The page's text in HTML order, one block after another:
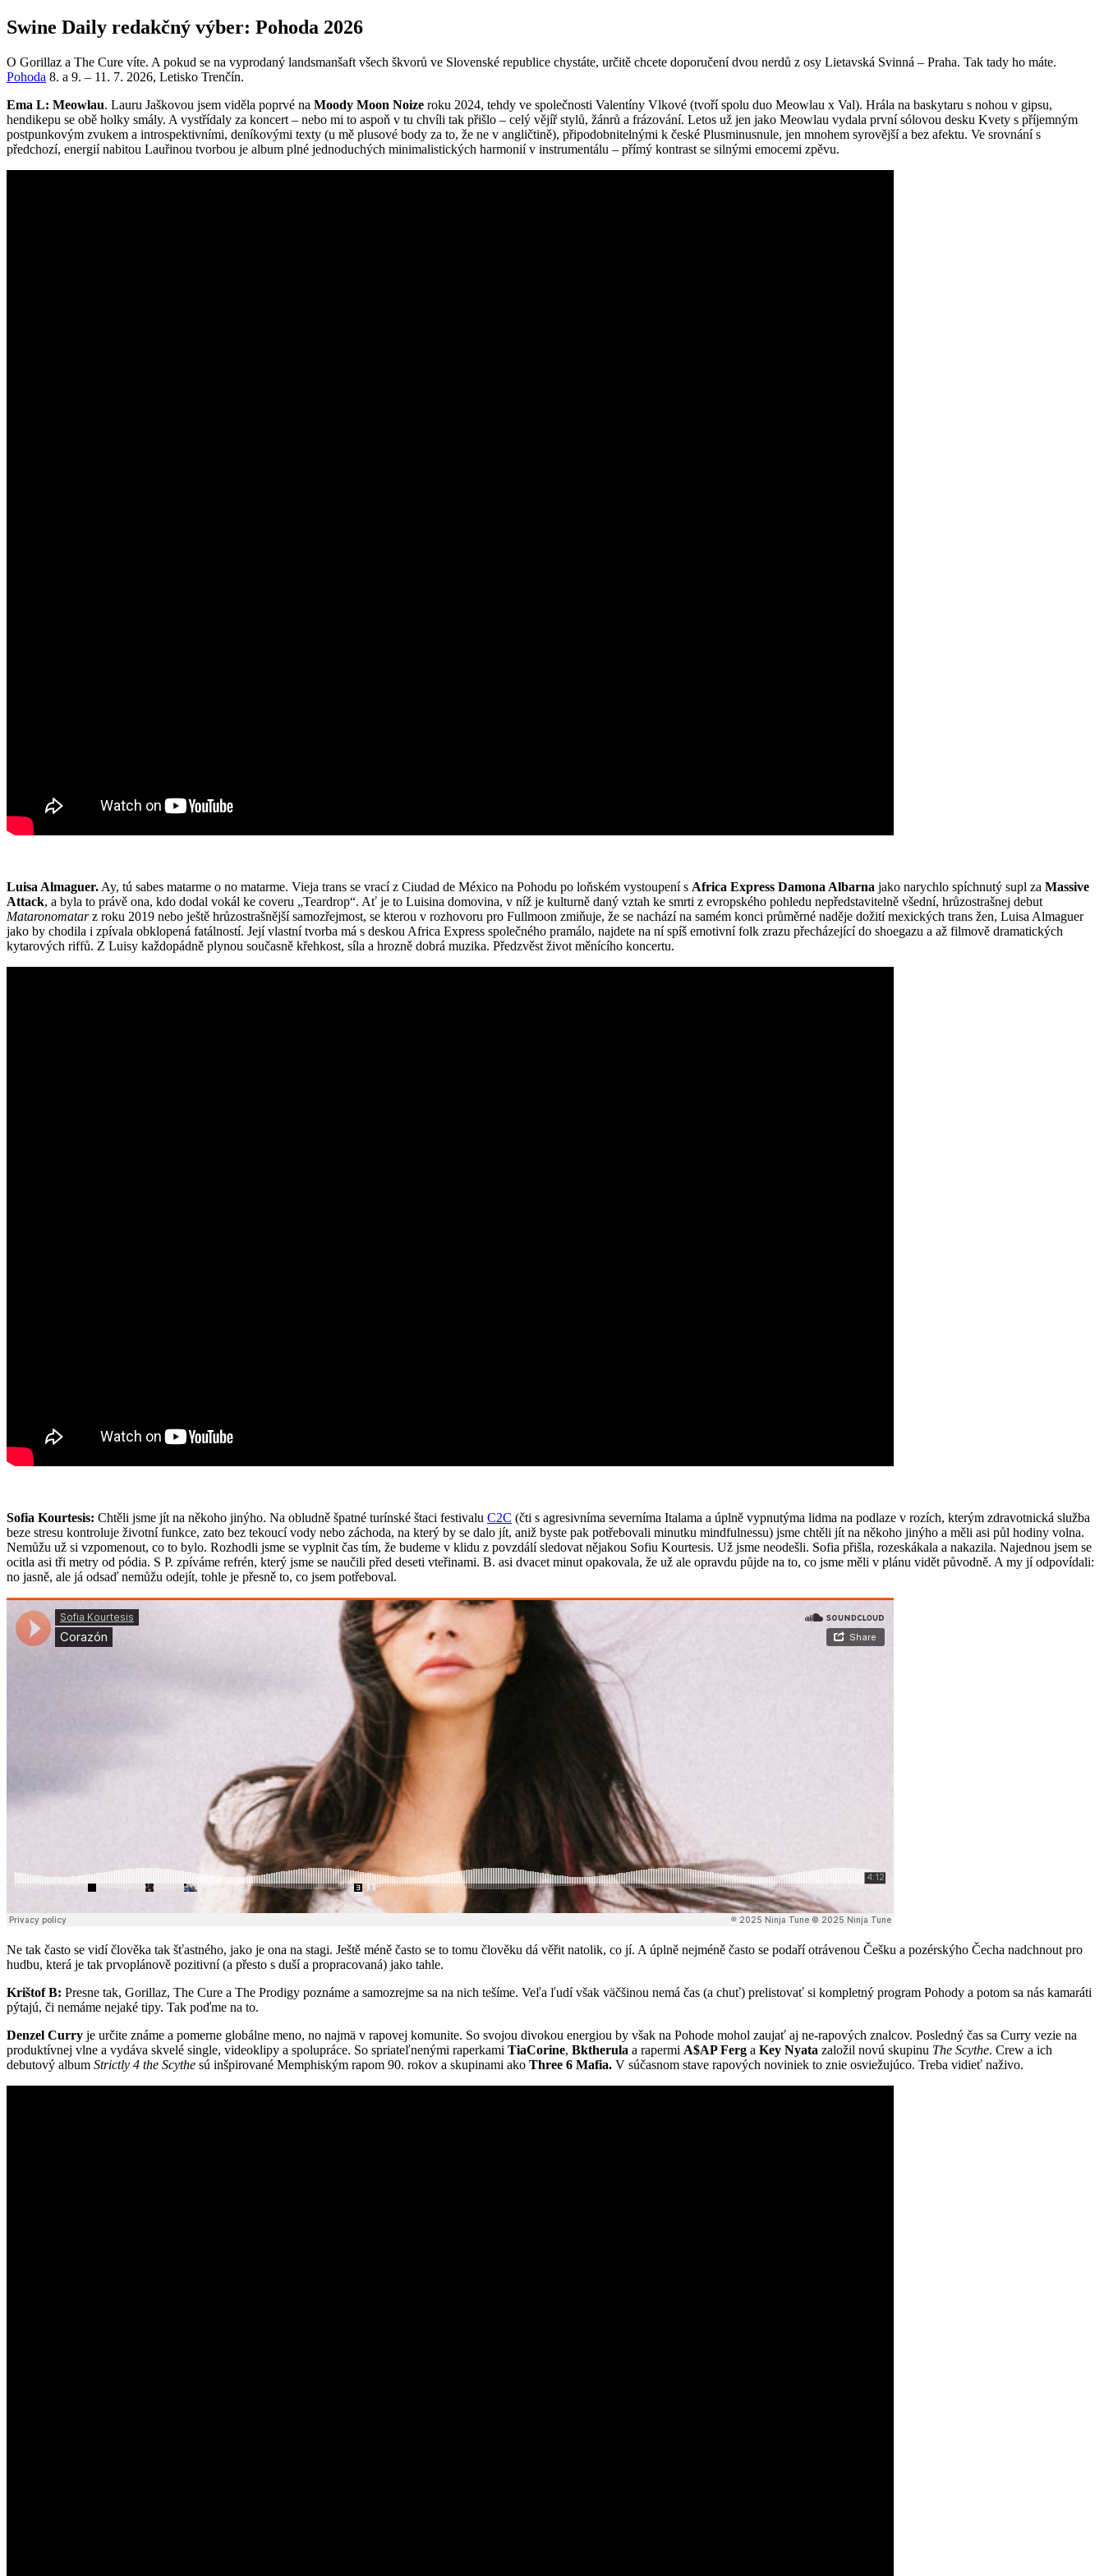
Swine Daily redakčný výber: Pohoda 2026
O Gorillaz a The Cure víte. A pokud se na vyprodaný landsmanšaft všech škvorů ve Slovenské republice chystáte, určitě chcete doporučení dvou nerdů z osy Lietavská Svinná – Praha. Tak tady ho máte.
Pohoda 8. a 9. – 11. 7. 2026, Letisko Trenčín.
Ema L: Meowlau. Lauru Jaškovou jsem viděla poprvé na Moody Moon Noize roku 2024, tehdy ve společnosti Valentíny Vlkové (tvoří spolu duo Meowlau x Val). Hrála na baskytaru s nohou v gipsu,
hendikepu se obě holky smály. A vystřídaly za koncert – nebo mi to aspoň v tu chvíli tak přišlo – celý vějíř stylů, žánrů a frázování. Letos už jen jako Meowlau vydala první sólovou desku Kvety s příjemným
postpunkovým zvukem a introspektivními, deníkovými texty (u mě plusové body za to, že ne v angličtině), připodobnitelnými k české Plusminusnule, jen mnohem syrovější a bez afektu. Ve srovnání s
předchozí, energií nabitou Lauřinou tvorbou je album plné jednoduchých minimalistických harmonií v instrumentálu – přímý kontrast se silnými emocemi zpěvu.
Luisa Almaguer. Ay, tú sabes matarme o no matarme. Vieja trans se vrací z Ciudad de México na Pohodu po loňském vystoupení s Africa Express Damona Albarna jako narychlo spíchnutý supl za Massive
Attack, a byla to právě ona, kdo dodal vokál ke coveru „Teardrop“. Ať je to Luisina domovina, v níž je kulturně daný vztah ke smrti z evropského pohledu nepředstavitelně všední, hrůzostrašnej debut
Mataronomatarz roku 2019 nebo ještě hrůzostrašnější samozřejmost, se kterou v rozhovoru pro Fullmoon zmiňuje, že se nachází na samém konci průměrné naděje dožití mexických trans žen, Luisa Almaguer
jako by chodila i zpívala obklopená fatálností. Její vlastní tvorba má s deskou Africa Express společného pramálo, najdete na ní spíš emotivní folk zrazu přecházející do shoegazu a až filmově dramatických
kytarových riffů. Z Luisy každopádně plynou současně křehkost, síla a hrozně dobrá muzika. Předzvěst život měnícího koncertu.
Sofia Kourtesis: Chtěli jsme jít na někoho jinýho. Na obludně špatné turínské štaci festivalu C2C (čti s agresivníma severníma Italama a úplně vypnutýma lidma na podlaze v rozích, kterým zdravotnická služba
beze stresu kontroluje životní funkce, zato bez tekoucí vody nebo záchoda, na který by se dalo jít, aniž byste pak potřebovali minutku mindfulnessu) jsme chtěli jít na někoho jinýho a měli asi půl hodiny volna.
Nemůžu už si vzpomenout, co to bylo. Rozhodli jsme se vyplnit čas tím, že budeme v klidu z povzdálí sledovat nějakou Sofiu Kourtesis. Už jsme neodešli. Sofia přišla, rozeskákala a nakazila. Najednou jsem se
ocitla asi tři metry od pódia. S P. zpíváme refrén, který jsme se naučili před deseti vteřinami. B. asi dvacet minut opakovala, že už ale opravdu půjde na to, co jsme měli v plánu vidět původně. A my jí odpovídali:
no jasně, ale já odsaď nemůžu odejít, tohle je přesně to, co jsem potřeboval.
Ne tak často se vidí člověka tak šťastného, jako je ona na stagi. Ještě méně často se to tomu člověku dá věřit natolik, co jí. A úplně nejméně často se podaří otrávenou Češku a pozérskýho Čecha nadchnout pro
hudbu, která je tak prvoplánově pozitivní (a přesto s duší a propracovaná) jako tahle.
Krištof B: Presne tak, Gorillaz, The Cure a The Prodigy poznáme a samozrejme sa na nich tešíme. Veľa ľudí však väčšinou nemá čas (a chuť) prelistovať si kompletný program Pohody a potom sa nás kamaráti
pýtajú, či nemáme nejaké tipy. Tak poďme na to.
Denzel Curry je určite známe a pomerne globálne meno, no najmä v rapovej komunite. So svojou divokou energiou by však na Pohode mohol zaujať aj ne-rapových znalcov. Posledný čas sa Curry vezie na
produktívnej vlne a vydáva skvelé single, videoklipy a spolupráce. So spriateľnenými raperkami TiaCorine, Bktherula a rapermi A$AP Ferg a Key Nyata založil novú skupinu The Scythe. Crew a ich
debutový album Strictly 4 the Scythe sú inšpirované Memphiským rapom 90. rokov a skupinami ako Three 6 Mafia. V súčasnom stave rapových noviniek to znie osviežujúco. Treba vidieť naživo.